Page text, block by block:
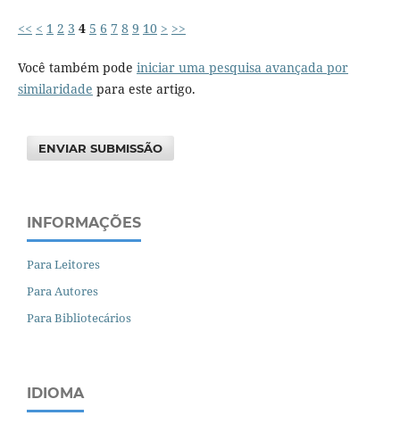
<< < 1 2 3 4 5 6 7 8 9 10 > >>
Você também pode iniciar uma pesquisa avançada por
similaridade para este artigo.
ENVIAR SUBMISSÃO
INFORMAÇÕES
Para Leitores
Para Autores
Para Bibliotecários
IDIOMA